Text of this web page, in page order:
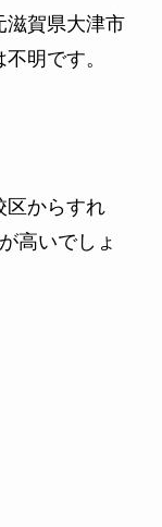
滋賀県大津市
明です。
区からすれ
高いでしょ